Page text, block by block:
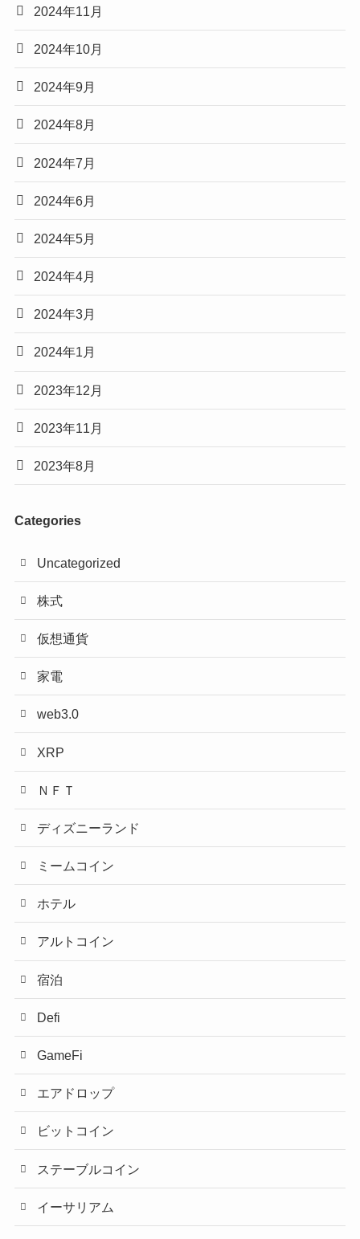
2024年11月
2024年10月
2024年9月
2024年8月
2024年7月
2024年6月
2024年5月
2024年4月
2024年3月
2024年1月
2023年12月
2023年11月
2023年8月
Categories
Uncategorized
株式
仮想通貨
家電
web3.0
XRP
ＮＦＴ
ディズニーランド
ミームコイン
ホテル
アルトコイン
宿泊
Defi
GameFi
エアドロップ
ビットコイン
ステーブルコイン
イーサリアム